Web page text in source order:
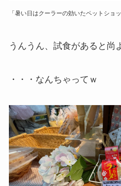
「暑い日はクーラーの効いたペットショ
うんうん、試食があると尚
・・・なんちゃってｗ